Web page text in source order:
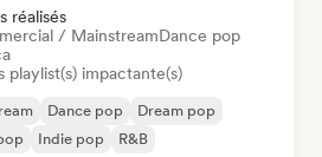
réalisés
/ MainstreamDance pop
impactante(s)
Dance pop
Dream pop
Indie pop
R&B